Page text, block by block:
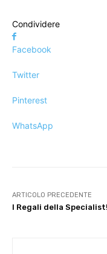
Condividere
Facebook
Twitter
Pinterest
WhatsApp
ARTICOLO PRECEDENTE
I Regali della